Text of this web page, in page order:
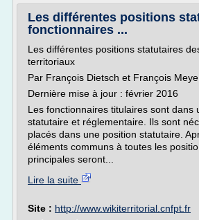
Les différentes positions
fonctionnaires ...
Les différentes positions statutaires
territoriaux
Par François Dietsch et François
Dernière mise à jour : février 2016
Les fonctionnaires titulaires sont dans
statutaire et réglementaire. Ils sont
placés dans une position statutaire.
éléments communs à toutes les
principales seront...
Lire la suite
Site : http://www.wikiterritorial.cnfpt.fr